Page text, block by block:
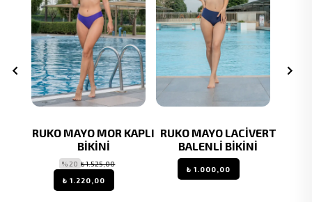
RUKO MAYO MOR KAPLI
BİKİNİ
% 20 ₺ 1.525,00
₺ 1.220,00
RUKO MAYO LACİVERT
BALENLİ BİKİNİ
₺ 1.000,00